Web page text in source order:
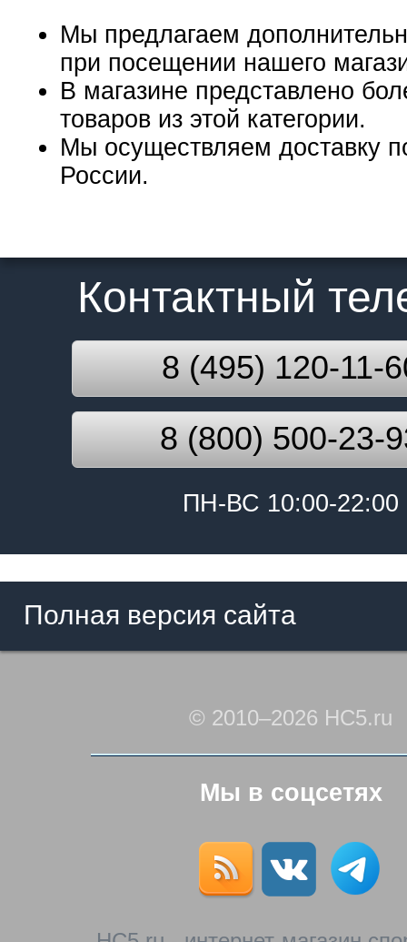
Мы предлагаем
при посещении нашего
В магазине представлено
товаров из этой категории.
Мы осуществляем доставку
России.
Контактный
8 (495) 120-11-
8 (800) 500-23-
ПН-ВС 10:00-22:00
Полная версия сайта
© 2010–2026 HC5.ru
Мы в соцсетях